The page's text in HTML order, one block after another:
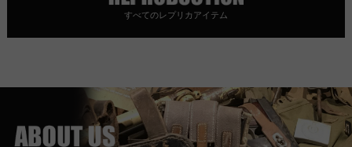
すべてのレプリカアイテム